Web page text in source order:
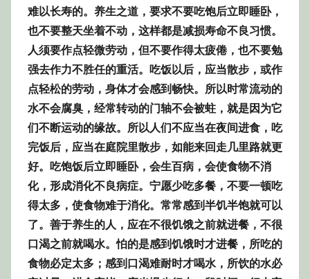
难以长寿的。养生之道，要求不要吃饱后立即睡卧，
也不要整天坐着不动，这样都是减损寿命不良习惯。
人须要作点轻微劳动，但不要作得太疲倦，也不要勉
强去作力不胜任的重活。吃饭以后，应当散步，或作
点轻松的劳动，身体才会感到畅快。所以时常流动的
水不会腐臭，经常转动的门轴不会被蛀，就是因为它
们不断运动的缘故。所以人们不应当在夜间进食，吃
完饭后，应当在庭院里散步，如能来回走几里路就更
好。吃饱饭后立即睡卧，会生百病，会使食物不消
化，形成消化不良病症。宁愿少吃多餐，不要一顿吃
得太多，使食物难于消化。常常感到半饥半饱就可以
了。善于养生的人，应在不很饥饿之前就进餐，不很
口渴之前就喝水。怕的是感到饥饿时才进餐，所吃的
食物必定太多；感到口渴难耐时才喝水，所饮的水必